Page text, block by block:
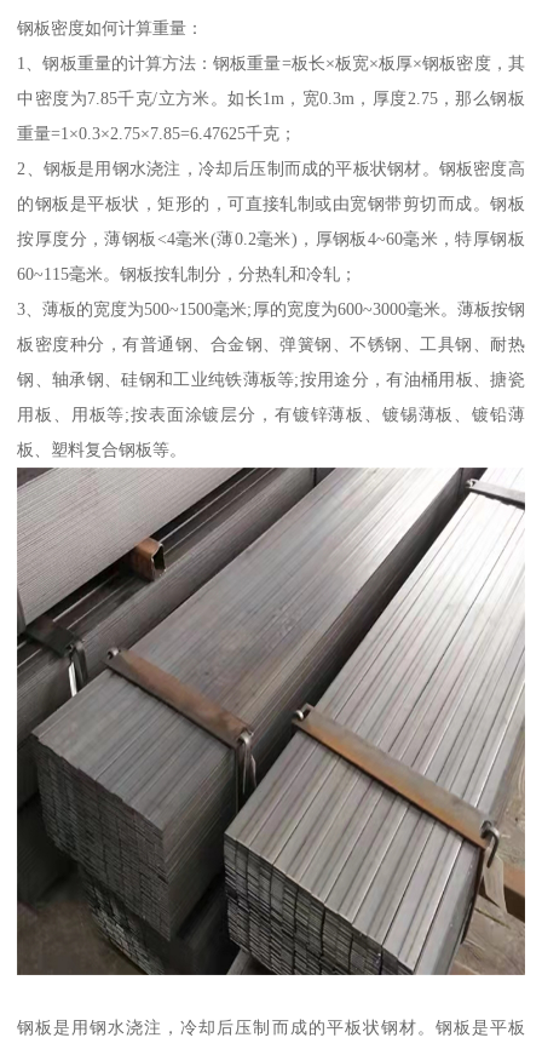
钢板密度如何计算重量：
1、钢板重量的计算方法：钢板重量=板长×板宽×板厚×钢板密度，其
中密度为7.85千克/立方米。如长1m，宽0.3m，厚度2.75，那么钢板
重量=1×0.3×2.75×7.85=6.47625千克；
2、钢板是用钢水浇注，冷却后压制而成的平板状钢材。钢板密度高
的钢板是平板状，矩形的，可直接轧制或由宽钢带剪切而成。钢板
按厚度分，薄钢板<4毫米(薄0.2毫米)，厚钢板4~60毫米，特厚钢板
60~115毫米。钢板按轧制分，分热轧和冷轧；
3、薄板的宽度为500~1500毫米;厚的宽度为600~3000毫米。薄板按钢
板密度种分，有普通钢、合金钢、弹簧钢、不锈钢、工具钢、耐热
钢、轴承钢、硅钢和工业纯铁薄板等;按用途分，有油桶用板、搪瓷
用板、用板等;按表面涂镀层分，有镀锌薄板、镀锡薄板、镀铅薄
板、塑料复合钢板等。
钢板是用钢水浇注，冷却后压制而成的平板状钢材。钢板是平板